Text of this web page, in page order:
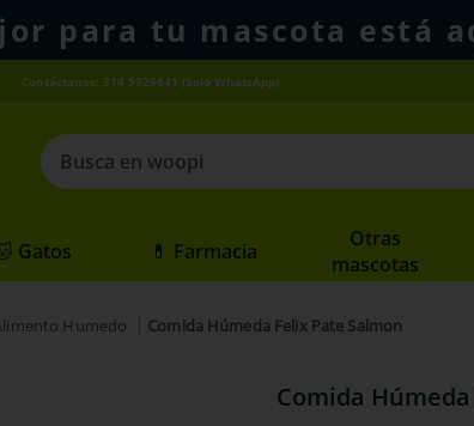
para tu mascota está
Contáctanos: 314 5929641 (Solo WhatsApp)
Busca en woopi
1
agility gold
Gatos 💊 Farmacia
Otras
mascotas
Humedo Comida Húmeda Felix Pate Salmon